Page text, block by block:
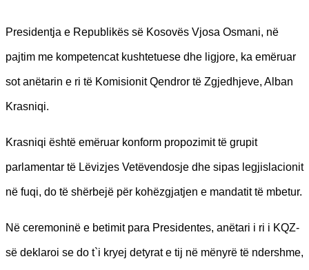
Presidentja e Republikës së Kosovës Vjosa Osmani, në
pajtim me kompetencat kushtetuese dhe ligjore, ka emëruar
sot anëtarin e ri të Komisionit Qendror të Zgjedhjeve, Alban
Krasniqi.
Krasniqi është emëruar konform propozimit të grupit
parlamentar të Lëvizjes Vetëvendosje dhe sipas legjislacionit
në fuqi, do të shërbejë për kohëzgjatjen e mandatit të mbetur.
Në ceremoninë e betimit para Presidentes, anëtari i ri i KQZ-
së deklaroi se do t`i kryej detyrat e tij në mënyrë të ndershme,